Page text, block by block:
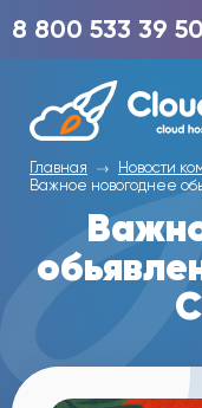
8 800 533 39 50
Главная
Новости
Важное новогоднее